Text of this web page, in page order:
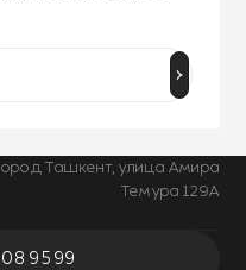
Ташкент, улица Амира
Темура 129А
95 99